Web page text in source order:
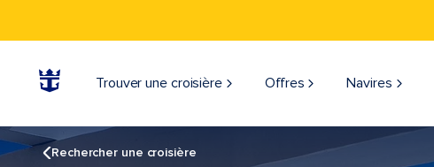
Trouver une croisière Offres Navires
Rechercher une croisière